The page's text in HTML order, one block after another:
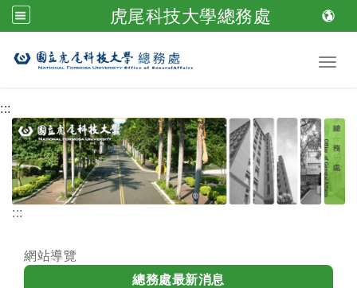
虎尾科技大學總務處
跳到主要內容
:::
:::
網站導覽
總務處最新消息